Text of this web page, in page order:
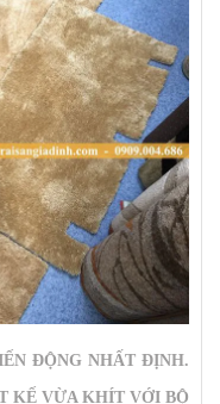
ĐỘNG NHẤT ĐỊNH.
KẾ VỪA KHÍT VỚI BỘ